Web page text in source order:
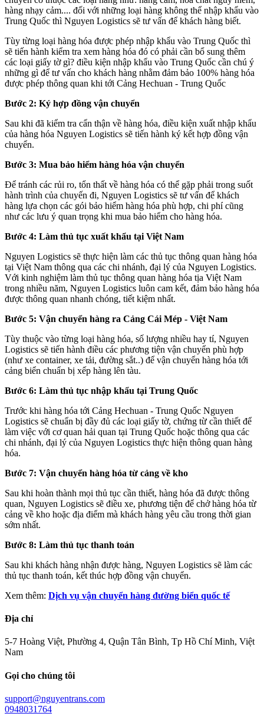
hàng nhạy cảm.... đối với những loại hàng không thể nhập khẩu vào
Trung Quốc thì Nguyen Logistics sẽ tư vấn để khách hàng biết.
Tùy từng loại hàng hóa được phép nhập khẩu vào Trung Quốc thì
sẽ tiến hành kiểm tra xem hàng hóa đó có phải cần bổ sung thêm
các loại giấy tờ gì? điều kiện nhập khẩu vào Trung Quốc cần chú ý
những gì để tư vấn cho khách hàng nhằm đảm bảo 100% hàng hóa
được phép thông quan khi tới Cảng Hechuan - Trung Quốc
Bước 2: Ký hợp đồng vận chuyển
Sau khi đã kiểm tra cẩn thận về hàng hóa, điều kiện xuất nhập khẩu
của hàng hóa Nguyen Logistics sẽ tiến hành ký kết hợp đồng vận
chuyển.
Bước 3: Mua bảo hiểm hàng hóa vận chuyển
Để tránh các rủi ro, tổn thất về hàng hóa có thể gặp phải trong suốt
hành trình của chuyến đi, Nguyen Logistics sẽ tư vấn để khách
hàng lựa chọn các gói bảo hiểm hàng hóa phù hợp, chi phí cũng
như các lưu ý quan trọng khi mua bảo hiểm cho hàng hóa.
Bước 4: Làm thủ tục xuất khẩu tại Việt Nam
Nguyen Logistics sẽ thực hiện làm các thủ tục thông quan hàng hóa
tại Việt Nam thông qua các chi nhánh, đại lý của Nguyen Logistics.
Với kinh nghiệm làm thủ tục thông quan hàng hóa tịa Việt Nam
trong nhiều năm, Nguyen Logistics luôn cam kết, đảm bảo hàng hóa
được thông quan nhanh chóng, tiết kiệm nhất.
Bước 5: Vận chuyển hàng ra Cảng Cái Mép - Việt Nam
Tùy thuộc vào từng loại hàng hóa, số lượng nhiều hay tí, Nguyen
Logistics sẽ tiến hành điều các phương tiện vận chuyển phù hợp
(như xe container, xe tải, đường sắt..) để vận chuyển hàng hóa tới
cảng biển chuẩn bị xếp hàng lên tàu.
Bước 6: Làm thủ tục nhập khẩu tại Trung Quốc
Trước khi hàng hóa tới Cảng Hechuan - Trung Quốc Nguyen
Logistics sẽ chuẩn bị đầy đủ các loại giấy tờ, chứng từ cần thiết để
làm việc với cơ quan hải quan tại Trung Quốc hoặc thông qua các
chi nhánh, đại lý của Nguyen Logistics thực hiện thông quan hàng
hóa.
Bước 7: Vận chuyển hàng hóa từ cảng về kho
Sau khi hoàn thành mọi thủ tục cần thiết, hàng hóa đã được thông
quan, Nguyen Logistics sẽ điều xe, phương tiện để chở hàng hóa từ
cảng về kho hoặc địa điểm mà khách hàng yêu cầu trong thời gian
sớm nhất.
Bước 8: Làm thủ tục thanh toán
Sau khi khách hàng nhận được hàng, Nguyen Logistics sẽ làm các
thủ tục thanh toán, kết thúc hợp đồng vận chuyển.
Xem thêm: Dịch vụ vận chuyển hàng đường biển quốc tế
Địa chỉ
5-7 Hoàng Việt, Phường 4, Quận Tân Bình, Tp Hồ Chí Minh, Việt
Nam
Gọi cho chúng tôi
support@nguyentrans.com
0948031764